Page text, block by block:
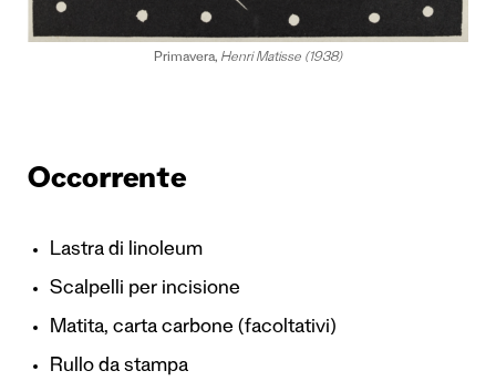
Primavera, Henri Matisse (1938)
Occorrente
Lastra di linoleum
Scalpelli per incisione
Matita, carta carbone (facoltativi)
Rullo da stampa